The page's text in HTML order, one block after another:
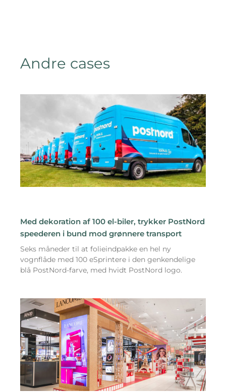
Andre cases
Med dekoration af 100 el-biler, trykker PostNord
speederen i bund mod grønnere transport
Seks måneder til at folieindpakke en hel ny
vognflåde med 100 eSprintere i den genkendelige
blå PostNord-farve, med hvidt PostNord logo.